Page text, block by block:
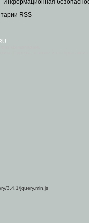
Информационная
RSS
3.4.1/jquery.min.js